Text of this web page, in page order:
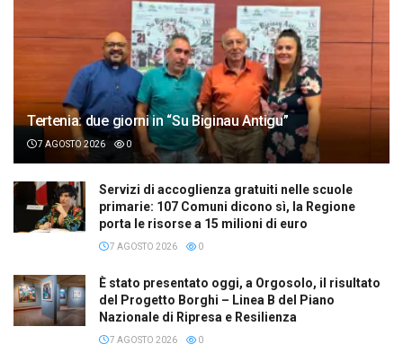
Tertenia: due giorni in “Su Biginau Antigu”
7 AGOSTO 2026 0
Servizi di accoglienza gratuiti nelle scuole
primarie: 107 Comuni dicono sì, la Regione
porta le risorse a 15 milioni di euro
7 AGOSTO 2026 0
È stato presentato oggi, a Orgosolo, il risultato
del Progetto Borghi – Linea B del Piano
Nazionale di Ripresa e Resilienza
7 AGOSTO 2026 0